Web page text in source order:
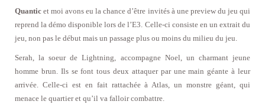
Quantic et moi avons eu la chance d’être invités à une preview du jeu qui
reprend la démo disponible lors de l’E3. Celle-ci consiste en un extrait du
jeu, non pas le début mais un passage plus ou moins du milieu du jeu.
Serah, la soeur de Lightning, accompagne Noel, un charmant jeune
homme brun. Ils se font tous deux attaquer par une main géante à leur
arrivée. Celle-ci est en fait rattachée à Atlas, un monstre géant, qui
menace le quartier et qu’il va falloir combattre.